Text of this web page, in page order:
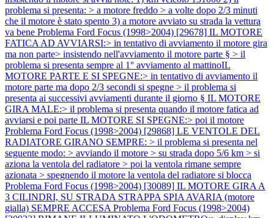
problema si presenta: > a motore freddo > a volte dopo 2/3 minuti
che il motore è stato spento 3) a motore avviato su strada la vettura
va bene Problema Ford Focus (1998>2004) [29678] IL MOTORE
FATICA AD AVVIARSI:> in tentativo di avviamento il motore gira
ma non parte> insistendo nell'avviamento il motore parte § > il
problema si presenta sempre al 1° avviamento al mattinoIL
MOTORE PARTE E SI SPEGNE:> in tentativo di avviamento il
motore parte ma dopo 2/3 secondi si spegne > il problema si
presenta ai successivi avviamenti durante il giorno § IL MOTORE
GIRA MALE:> il problema si presenta quando il motore fatica ad
avviarsi e poi parte IL MOTORE SI SPEGNE:> poi il motore
Problema Ford Focus (1998>2004) [29868] LE VENTOLE DEL
RADIATORE GIRANO SEMPRE: > il problema si presenta nel
seguente modo: > avviando il motore > su strada dopo 5/6 km > si
aziona la ventola del radiatore > poi la ventola rimane sempre
azionata > spegnendo il motore la ventola del radiatore si blocca
Problema Ford Focus (1998>2004) [30089] IL MOTORE GIRA A
3 CILINDRI, SU STRADA STRAPPA SPIA AVARIA (motore
gialla) SEMPRE ACCESA Problema Ford Focus (1998>2004)